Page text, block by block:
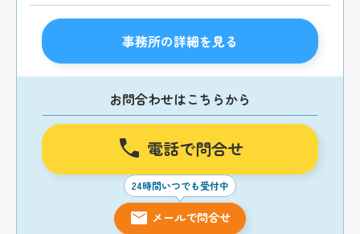
事務所の詳細を見る
お問合わせはこちらから
電話で問合せ
24時間いつでも受付中
メールで問合せ